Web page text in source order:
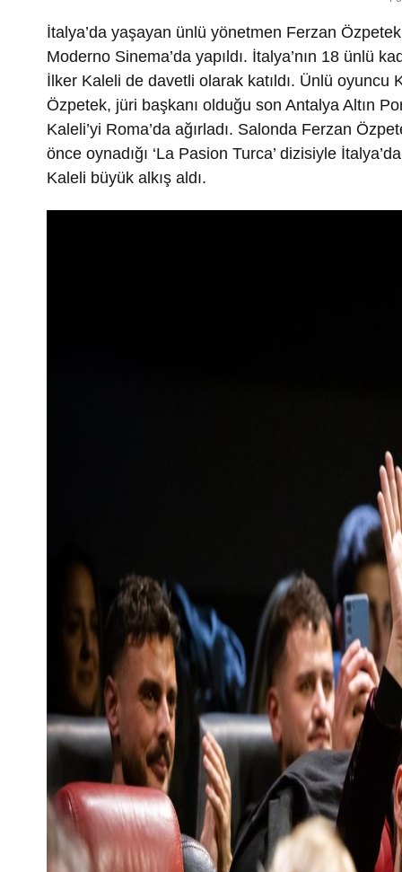
İtalya’da yaşayan ünlü yönetmen Ferzan
Moderno Sinema’da yapıldı. İtalya’nın 18 ünlü
İlker Kaleli de davetli olarak katıldı. Ünlü oyuncu
Özpetek, jüri başkanı olduğu son Antalya Altın
Kaleli’yi Roma’da ağırladı. Salonda Ferzan
önce oynadığı ‘La Pasion Turca’ dizisiyle
Kaleli büyük alkış aldı.